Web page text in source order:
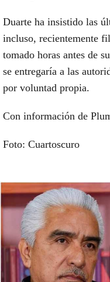
Duarte ha insistido las
incluso, recientemente
tomado horas antes de
se entregaría a las
por voluntad propia.
Con información de
Foto: Cuartoscuro